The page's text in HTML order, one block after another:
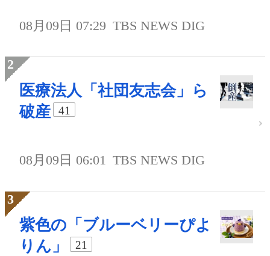
08月09日 07:29 TBS NEWS DIG
医療法人「社団友志会」ら
破産
41
08月09日 06:01 TBS NEWS DIG
紫色の「ブルーベリーぴよ
りん」
21